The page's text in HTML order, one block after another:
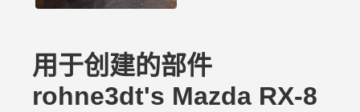
用于创建的部件
rohne3dt's Mazda RX-8